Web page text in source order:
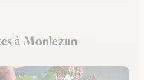
à Monlezun